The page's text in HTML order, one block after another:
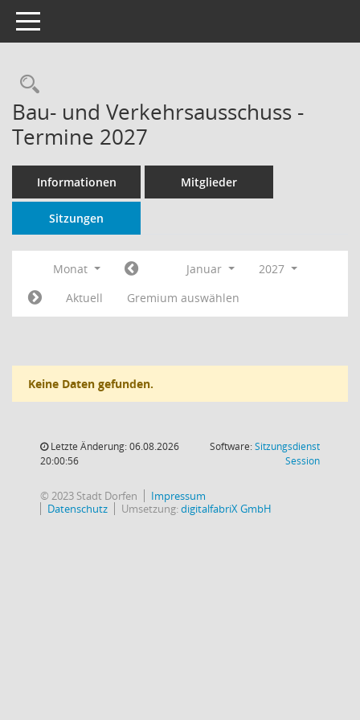
Toggle navigation
Rechercheauswahl
Bau- und Verkehrsausschuss -
Termine 2027
Informationen Mitglieder
Sitzungen
Monat Januar
2027
Aktuell
Gremium auswählen
Keine Daten gefunden.
Letzte Änderung: 06.08.2026
20:00:56
Software:Sitzungsdienst
Session(Wird in
© 2023 Stadt Dorfen
Impressum
Datenschutz
Umsetzung:digitalfabriX GmbH